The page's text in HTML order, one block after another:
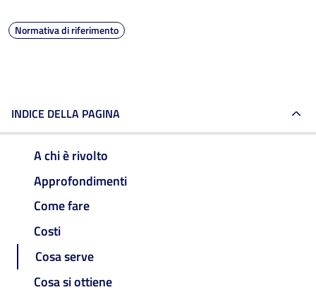
Normativa di riferimento
INDICE DELLA PAGINA
A chi è rivolto
Approfondimenti
Come fare
Costi
Cosa serve
Cosa si ottiene